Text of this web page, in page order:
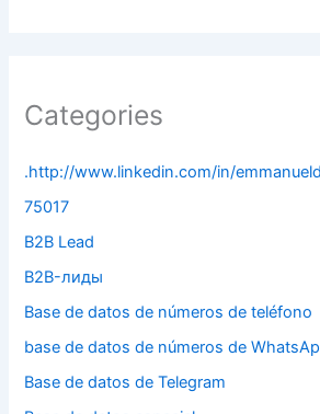
Categories
.http://www.linkedin.com/in/
75017
B2B Lead
B2B-лиды
Base de datos de números de teléfono
base de datos de números de
Base de datos de Telegram